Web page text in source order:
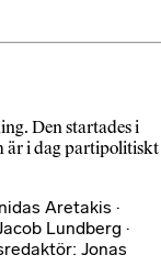
Den startades i
är i dag partipolitiskt
Aretakis ·
Lundberg ·
Jonas